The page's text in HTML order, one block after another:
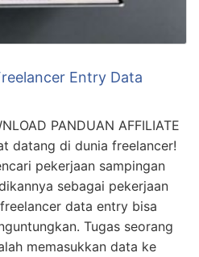
Entry Data
PANDUAN AFFILIATE
datang di dunia freelancer!
pekerjaan sampingan
sebagai pekerjaan
data entry bisa
Tugas seorang
memasukkan data ke